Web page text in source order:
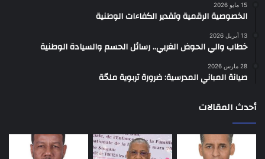
15 مايو 2026
الخصوصية الرقمية وتقدير الكفاءات الوطنية
13 أبريل 2026
خطاب والي الحوض الغربي.. رسائل الحسم والسيادة الوطنية
28 مارس 2026
صيانة المباني المدرسية: ضرورة تربوية ملحّة
أحدث المقالات